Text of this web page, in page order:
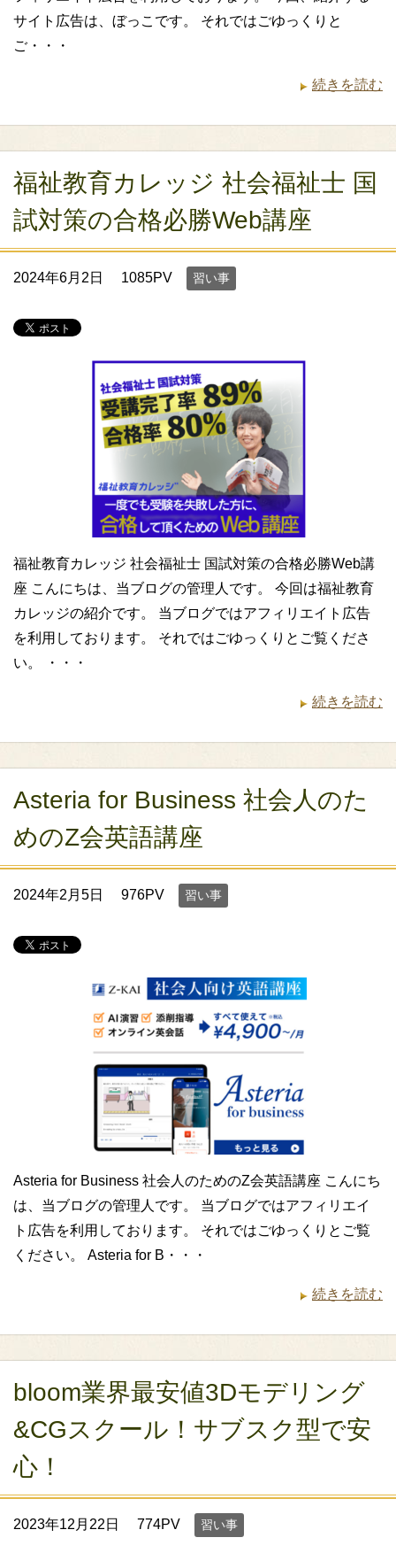
サイト広告は、ぼっこです。 それではごゆっくりと
ご・・・
続きを読む
福祉教育カレッジ 社会福祉士 国
試対策の合格必勝Web講座
2024年6月2日 1085PV 習い事
福祉教育カレッジ 社会福祉士 国試対策の合格必勝Web講
座 こんにちは、当ブログの管理人です。 今回は福祉教育
カレッジの紹介です。 当ブログではアフィリエイト広告
を利用しております。 それではごゆっくりとご覧くださ
い。 ・・・
続きを読む
Asteria for Business 社会人のた
めのZ会英語講座
2024年2月5日 976PV 習い事
Asteria for Business 社会人のためのZ会英語講座 こんにち
は、当ブログの管理人です。 当ブログではアフィリエイ
ト広告を利用しております。 それではごゆっくりとご覧
ください。 Asteria for B・・・
続きを読む
bloom業界最安値3Dモデリング
&CGスクール！サブスク型で安
心！
2023年12月22日 774PV 習い事